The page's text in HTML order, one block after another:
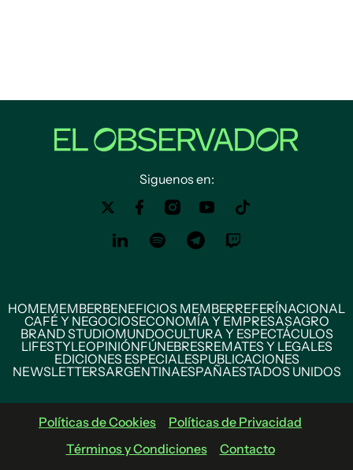
Siguenos en:
HOMEMEMBERBENEFICIOS MEMBERREFERÍNACIONAL
CAFÉ Y NEGOCIOSECONOMÍA Y EMPRESASAGRO
BRAND STUDIOMUNDOCULTURA Y ESPECTÁCULOS
LIFESTYLEOPINIÓNFÚNEBRESREMATES Y LEGALES
EDICIONES ESPECIALESPUBLICACIONES
NEWSLETTERSARGENTINAESPAÑAESTADOS UNIDOS
Políticas de Cookies
Políticas de Privacidad
Términos y Condiciones
Contacto